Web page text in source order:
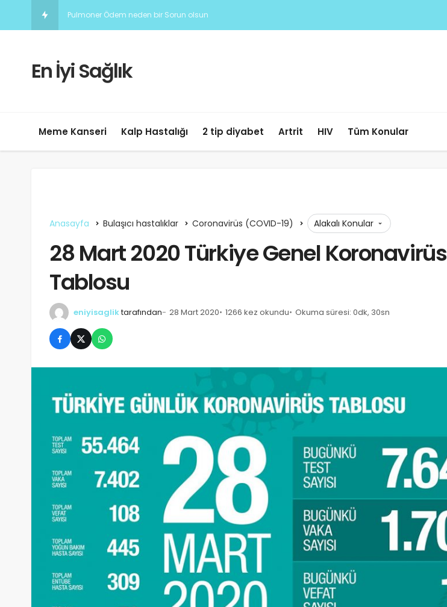
Corona virus Nedir? Belirtileri
En İyi Sağlık
Meme Kanseri Kalp Hastalığı 2 tip diyabet Artrit HIV Tüm Konular
Anasayfa Bulaşıcı hastalıklar Coronavirüs (COVID-19) Alakalı Konular
28 Mart 2020 Türkiye Genel Koronavirüs
Tablosu
eniyisagliktarafından 28 Mart 2020 1266 kez okundu Okuma süresi: 0dk, 30sn